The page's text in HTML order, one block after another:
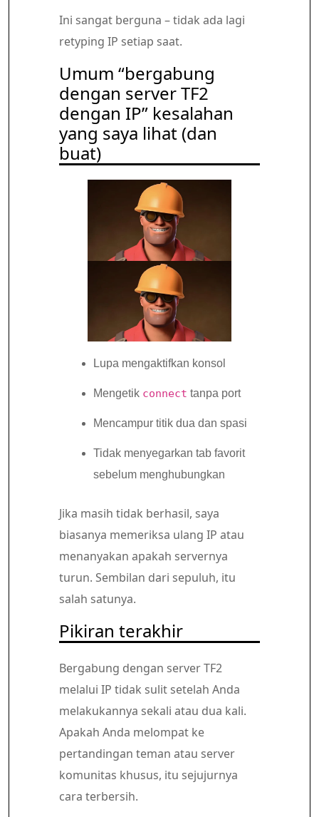
Ini sangat berguna – tidak ada lagi
retyping IP setiap saat.
Umum “bergabung
dengan server TF2
dengan IP” kesalahan
yang saya lihat (dan
buat)
Lupa mengaktifkan konsol
Mengetik connect tanpa port
Mencampur titik dua dan spasi
Tidak menyegarkan tab favorit
sebelum menghubungkan
Jika masih tidak berhasil, saya
biasanya memeriksa ulang IP atau
menanyakan apakah servernya
turun. Sembilan dari sepuluh, itu
salah satunya.
Pikiran terakhir
Bergabung dengan server TF2
melalui IP tidak sulit setelah Anda
melakukannya sekali atau dua kali.
Apakah Anda melompat ke
pertandingan teman atau server
komunitas khusus, itu sejujurnya
cara terbersih.